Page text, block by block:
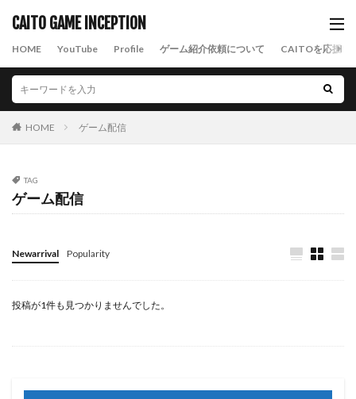
CAITO GAME INCEPTION
HOME YouTube Profile ゲーム紹介依頼について CAITOを応援す
HOME ゲーム配信
TAG
ゲーム配信
Newarrival Popularity
投稿が1件も見つかりませんでした。